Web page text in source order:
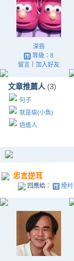
深翁
等級：8
留言｜ 加入好友
文章推薦人 (3)
句子
就是瑜(小魚)
逍遙人
忠言逆耳
回應給： 煙村